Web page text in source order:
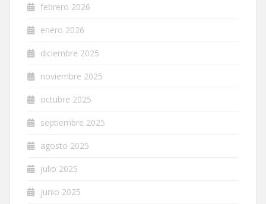
febrero 2026
enero 2026
diciembre 2025
noviembre 2025
octubre 2025
septiembre 2025
agosto 2025
julio 2025
junio 2025